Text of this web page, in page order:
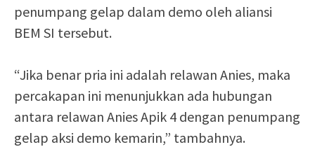
penumpang gelap dalam demo oleh aliansi
BEM SI tersebut.
“Jika benar pria ini adalah relawan Anies, maka
percakapan ini menunjukkan ada hubungan
antara relawan Anies Apik 4 dengan penumpang
gelap aksi demo kemarin,” tambahnya.